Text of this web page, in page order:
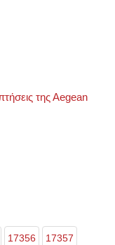
της Αegean
17356 17357